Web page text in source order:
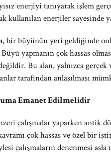
enerjiyi tanıyarak işlem
kullanılan enerjiler sayesinde
, bir büyünün yeri geldiğinde
yapmanın çok hassas
Bu alan, yalnızca
tarafından anlaşılması
Emanet Edilmelidir
çalışmalar yaparken antik
çok hassas ve özel bir
çalışmaların denenmesi